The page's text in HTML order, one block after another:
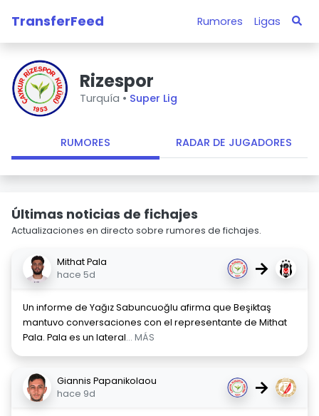
TransferFeed Rumores Ligas
Rizespor
Turquía • Super Lig
RUMORES RADAR DE JUGADORES
Últimas noticias de fichajes
Actualizaciones en directo sobre rumores de fichajes.
Mithat Pala
hace 5d
→
Un informe de Yağız Sabuncuoğlu afirma que Beşiktaş
mantuvo conversaciones con el representante de Mithat
Pala. Pala es un lateral... MÁS
Giannis Papanikolaou
hace 9d
→